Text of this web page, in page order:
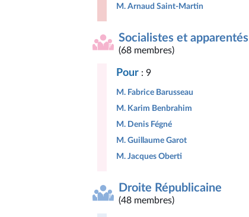
M. Arnaud Saint-Martin
Socialistes et apparentés
(68 membres)
Pour : 9
M. Fabrice Barusseau
M. Karim Benbrahim
M. Denis Fégné
M. Guillaume Garot
M. Jacques Oberti
Droite Républicaine
(48 membres)